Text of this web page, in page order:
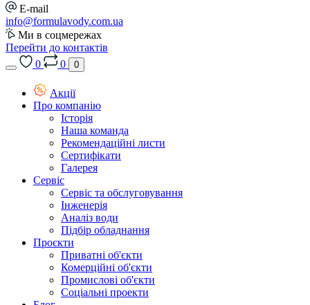
E-mail
info@formulavody.com.ua
Ми в соцмережах
Перейти до контактів
0
0 0
Акції
Про компанію
Історія
Наша команда
Рекомендаційні листи
Сертифікати
Галерея
Сервіс
Сервіс та обслуговування
Інженерія
Аналіз води
Підбір обладнання
Проєкти
Приватні об'єкти
Комерційні об'єкти
Промислові об'єкти
Соціальні проекти